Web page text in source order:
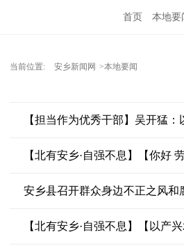
首页 本地要
当前位置: 安乡新闻网 >本地要闻
【担当作为优秀干部】吴开猛
【北有安乡·自强不息】【你好
【北有安乡·自强不息】【以产